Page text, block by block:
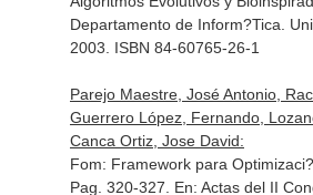
Departamento de Inform?Tica.
2003. ISBN 84-60765-26-1
Parejo Maestre, José Antonio,
Guerrero López, Fernando,
Canca Ortiz, Jose David:
Fom: Framework para
Pag. 320-327. En: Actas del II